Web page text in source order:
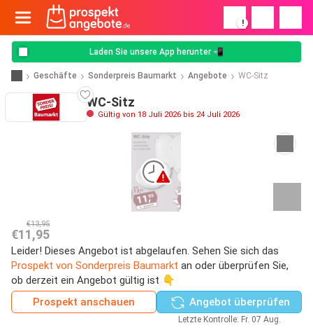
!
Laden Sie unsere App herunter 📲
Geschäfte Sonderpreis Baumarkt Angebote WC-Sitz
WC-Sitz
Gültig von 18 Juli 2026 bis 24 Juli 2026
€13,95
€11,95
Leider! Dieses Angebot ist abgelaufen. Sehen Sie sich das
Prospekt von Sonderpreis Baumarkt an oder überprüfen Sie,
ob derzeit ein Angebot gültig ist 👇
Prospekt anschauen
Angebot überprüfen
Letzte Kontrolle: Fr. 07 Aug.